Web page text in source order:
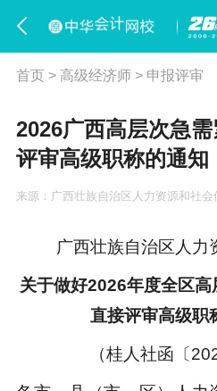
首页> 高级经济师> 申报评审
2026广西高层次急
评审高级职称的通知
来源： 广西壮族自治区人力资源和社会
广西壮族自治区人力
关于做好2026年度全区
直接评审高级职
（桂人社函〔